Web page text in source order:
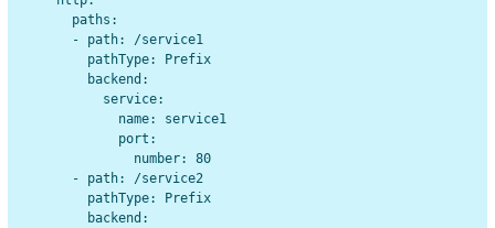
      paths:
      - path: /service1
        pathType: Prefix
        backend:
          service:
            name: service1
            port:
              number: 80
      - path: /service2
        pathType: Prefix
        backend: